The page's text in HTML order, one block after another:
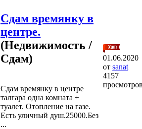
Сдам времянку в
центре.
(Недвижимость /
Сдам)
Сдам времянку в центре
талгара одна комната +
туалет. Отопление на газе.
Есть уличный душ.25000.Без
...
01.06.2020
от sanat
4157